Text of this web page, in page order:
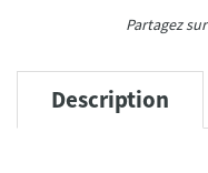
Partagez sur
Description